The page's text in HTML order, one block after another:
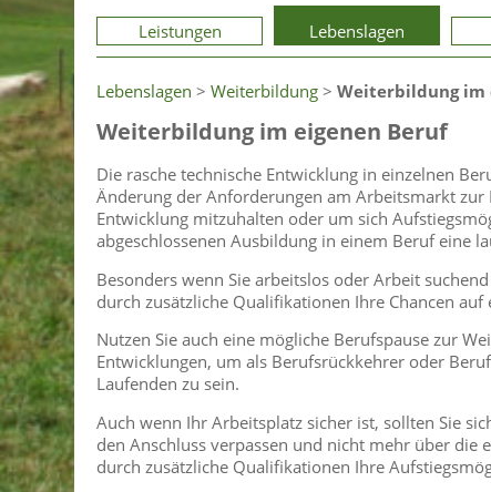
Leistungen Lebenslagen
Lebenslagen > Weiterbildung > Weiterbildung im
Weiterbildung im eigenen Beruf
Die rasche technische Entwicklung in einzelnen
Änderung der Anforderungen am Arbeitsmarkt
Entwicklung mitzuhalten oder um sich
abgeschlossenen Ausbildung in einem Beruf eine
Besonders wenn Sie arbeitslos oder Arbeit
durch zusätzliche Qualifikationen Ihre Chancen
Nutzen Sie auch eine mögliche Berufspause zur
Entwicklungen, um als Berufsrückkehrer oder
Laufenden zu sein.
Auch wenn Ihr Arbeitsplatz sicher ist, sollten Sie
den Anschluss verpassen und nicht mehr über
durch zusätzliche Qualifikationen Ihre